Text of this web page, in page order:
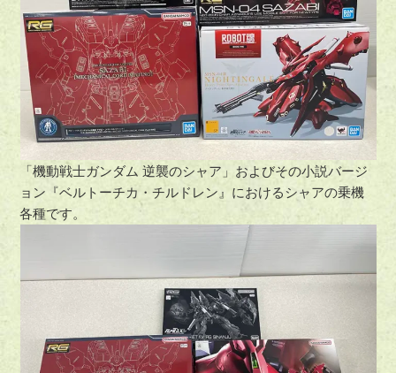
「機動戦士ガンダム 逆襲のシャア」およびその小説バージ
ョン『ベルトーチカ・チルドレン』におけるシャアの乗機
各種です。